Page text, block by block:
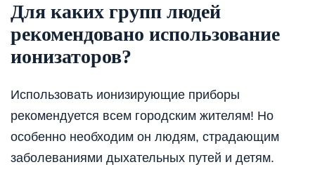
Для каких групп людей
рекомендовано использование
ионизаторов?
Использовать ионизирующие приборы
рекомендуется всем городским жителям! Но
особенно необходим он людям, страдающим
заболеваниями дыхательных путей и детям.